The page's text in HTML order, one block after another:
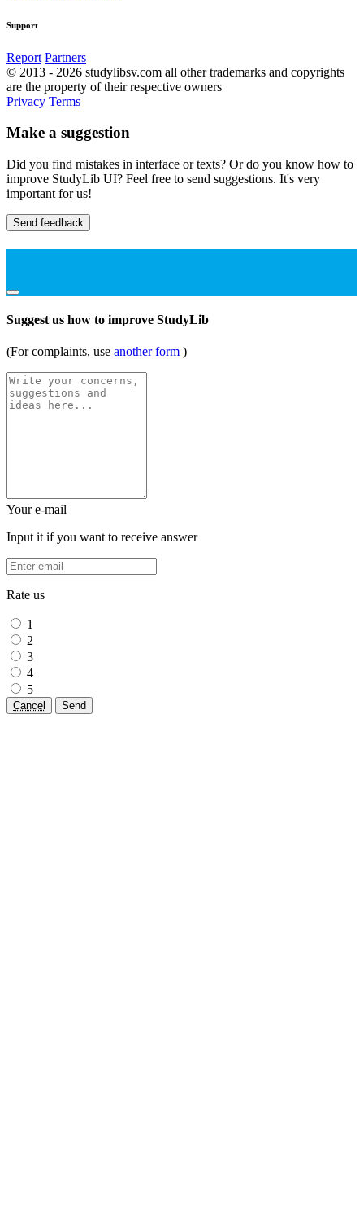
Support
Report Partners
© 2013 - 2026 studylibsv.com all other trademarks and copyrights
are the property of their respective owners
Privacy Terms
Make a suggestion
Did you find mistakes in interface or texts? Or do you know how to
improve StudyLib UI? Feel free to send suggestions. It's very
important for us!
Send feedback
Suggest us how to improve StudyLib
(For complaints, use another form )
Your e-mail
Input it if you want to receive answer
Rate us
1
2
3
4
5
Cancel Send